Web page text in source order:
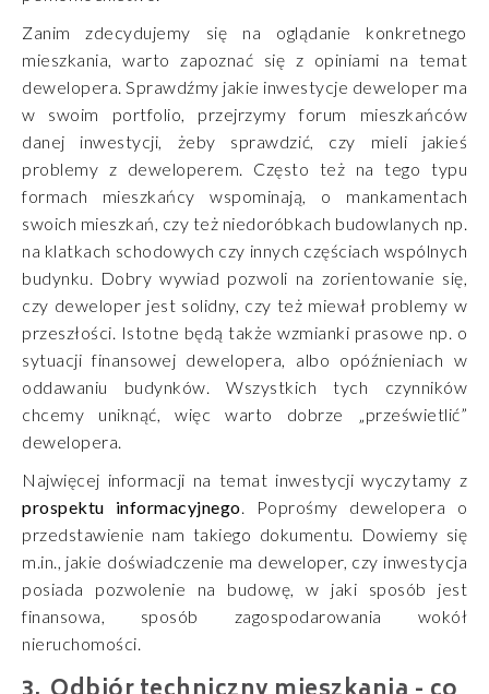
Zanim zdecydujemy się na oglądanie konkretnego
mieszkania, warto zapoznać się z opiniami na temat
dewelopera. Sprawdźmy jakie inwestycje deweloper ma
w swoim portfolio, przejrzymy forum mieszkańców
danej inwestycji, żeby sprawdzić, czy mieli jakieś
problemy z deweloperem. Często też na tego typu
formach mieszkańcy wspominają, o mankamentach
swoich mieszkań, czy też niedoróbkach budowlanych np.
na klatkach schodowych czy innych częściach wspólnych
budynku. Dobry wywiad pozwoli na zorientowanie się,
czy deweloper jest solidny, czy też miewał problemy w
przeszłości. Istotne będą także wzmianki prasowe np. o
sytuacji finansowej dewelopera, albo opóźnieniach w
oddawaniu budynków. Wszystkich tych czynników
chcemy uniknąć, więc warto dobrze „prześwietlić”
dewelopera.
Najwięcej informacji na temat inwestycji wyczytamy z
prospektu informacyjnego. Poprośmy dewelopera o
przedstawienie nam takiego dokumentu. Dowiemy się
m.in., jakie doświadczenie ma deweloper, czy inwestycja
posiada pozwolenie na budowę, w jaki sposób jest
finansowa, sposób zagospodarowania wokół
nieruchomości.